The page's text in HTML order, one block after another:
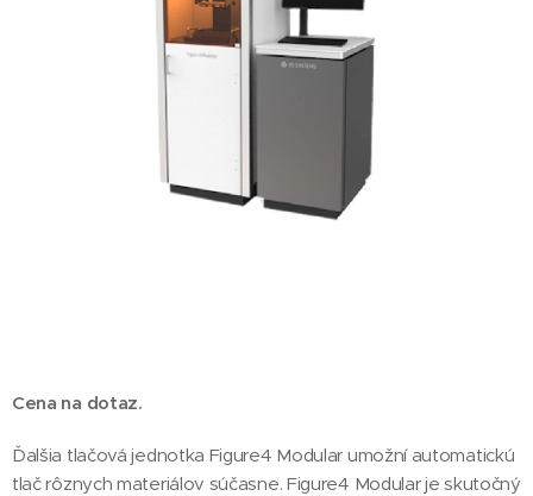
Cena na dotaz.
Ďalšia tlačová jednotka Figure4 Modular umožní automatickú
tlač rôznych materiálov súčasne. Figure4 Modular je skutočný